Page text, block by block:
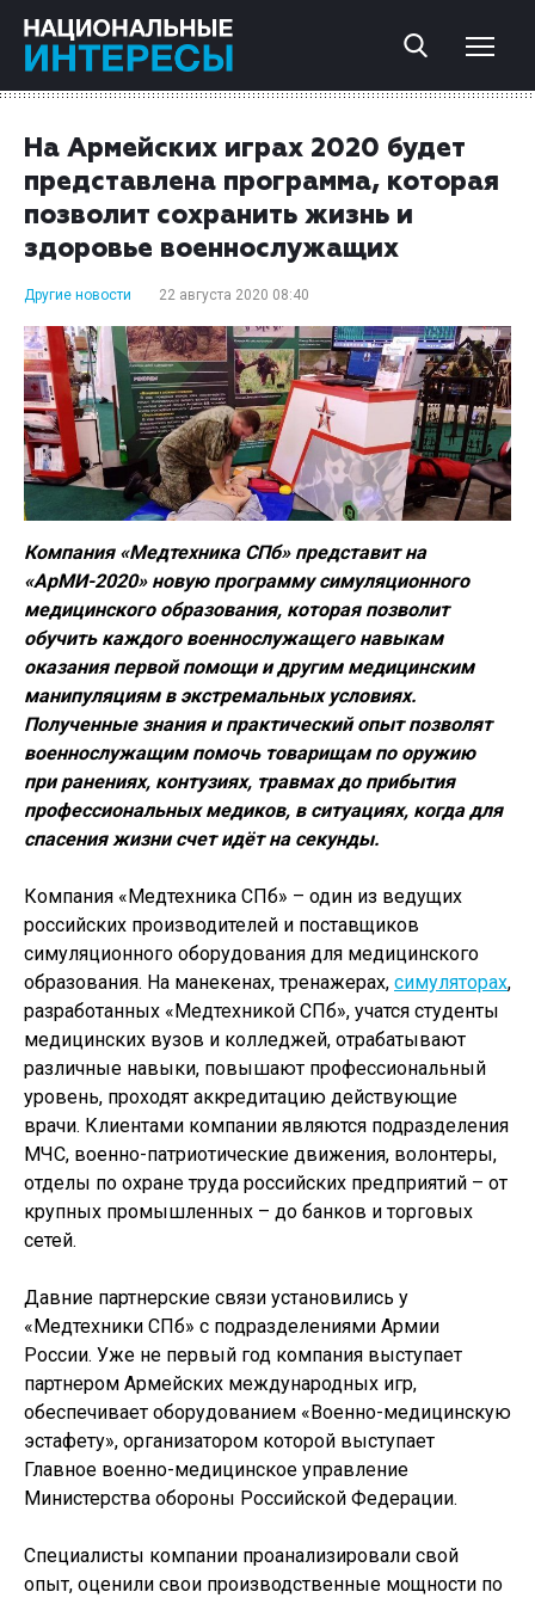
На Армейских играх 2020 будет
представлена программа, которая
позволит сохранить жизнь и
здоровье военнослужащих
Другие новости 22 августа 2020 08:40
Компания «Медтехника СПб» представит на
«АрМИ-2020» новую программу симуляционного
медицинского образования, которая позволит
обучить каждого военнослужащего навыкам
оказания первой помощи и другим медицинским
манипуляциям в экстремальных условиях.
Полученные знания и практический опыт позволят
военнослужащим помочь товарищам по оружию
при ранениях, контузиях, травмах до прибытия
профессиональных медиков, в ситуациях, когда для
спасения жизни счет идёт на секунды.
Компания «Медтехника СПб» – один из ведущих
российских производителей и поставщиков
симуляционного оборудования для медицинского
образования. На манекенах, тренажерах, симуляторах,
разработанных «Медтехникой СПб», учатся студенты
медицинских вузов и колледжей, отрабатывают
различные навыки, повышают профессиональный
уровень, проходят аккредитацию действующие
врачи. Клиентами компании являются подразделения
МЧС, военно-патриотические движения, волонтеры,
отделы по охране труда российских предприятий – от
крупных промышленных – до банков и торговых
сетей.
Давние партнерские связи установились у
«Медтехники СПб» с подразделениями Армии
России. Уже не первый год компания выступает
партнером Армейских международных игр,
обеспечивает оборудованием «Военно-медицинскую
эстафету», организатором которой выступает
Главное военно-медицинское управление
Министерства обороны Российской Федерации.
Специалисты компании проанализировали свой
опыт, оценили свои производственные мощности по